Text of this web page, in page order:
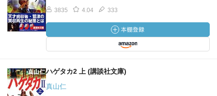
3835 4.04 333
ハゲタカ2 上 (講談社文庫)
真山仁